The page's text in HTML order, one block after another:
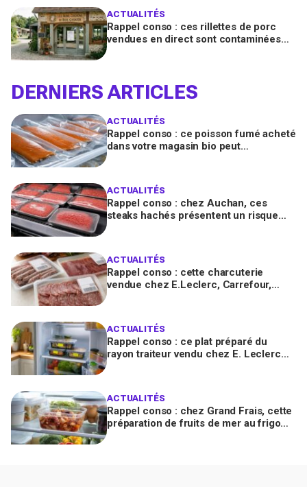
ACTUALITÉS
Rappel conso : ces rillettes de porc
vendues en direct sont contaminées
DERNIERS ARTICLES
ACTUALITÉS
Rappel conso : ce poisson fumé acheté
dans votre magasin bio peut
ACTUALITÉS
Rappel conso : chez Auchan, ces
steaks hachés présentent un risque
ACTUALITÉS
Rappel conso : cette charcuterie
vendue chez E.Leclerc, Carrefour,
ACTUALITÉS
Rappel conso : ce plat préparé du
rayon traiteur vendu chez E. Leclerc
ACTUALITÉS
Rappel conso : chez Grand Frais, cette
préparation de fruits de mer au frigo